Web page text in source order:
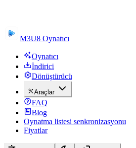
M3U8 Oynatıcı
Oynatıcı
İndirici
Dönüştürücü
Araçlar
FAQ
Blog
Oynatma listesi senkronizasyonu
Fiyatlar